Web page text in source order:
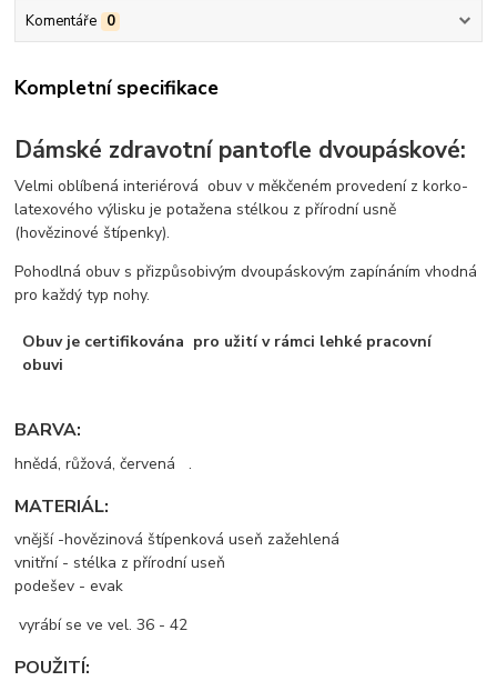
Komentáře 0
Kompletní specifikace
Dámské zdravotní pantofle dvoupáskové:
Velmi oblíbená interiérová obuv v měkčeném provedení z korko-
latexového výlisku je potažena stélkou z přírodní usně
(hovězinové štípenky).
Pohodlná obuv s přizpůsobivým dvoupáskovým zapínáním vhodná
pro každý typ nohy.
Obuv je certifikována pro užití v rámci lehké pracovní
obuvi
BARVA:
hnědá, růžová, červená .
MATERIÁL:
vnější -hovězinová štípenková useň zažehlená
vnitřní - stélka z přírodní useň
podešev - evak
vyrábí se ve vel. 36 - 42
POUŽITÍ: